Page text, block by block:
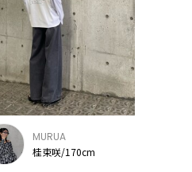
MURUA
桂束咲/170cm